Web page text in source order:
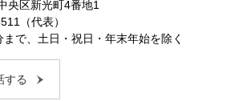
央区新光町4番地1
（代表）
で、土日・祝日・年末年始を除く
する